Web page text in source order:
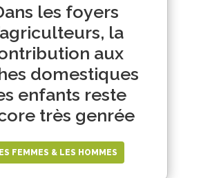
les foyers
la
aux
domestiques
enfants reste
très genrée
FEMMES & LES HOMMES